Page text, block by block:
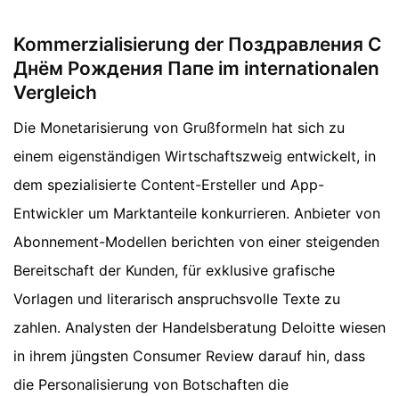
Kommerzialisierung der Поздравления С
Днём Рождения Папе im internationalen
Vergleich
Die Monetarisierung von Grußformeln hat sich zu
einem eigenständigen Wirtschaftszweig entwickelt, in
dem spezialisierte Content-Ersteller und App-
Entwickler um Marktanteile konkurrieren. Anbieter von
Abonnement-Modellen berichten von einer steigenden
Bereitschaft der Kunden, für exklusive grafische
Vorlagen und literarisch anspruchsvolle Texte zu
zahlen. Analysten der Handelsberatung Deloitte wiesen
in ihrem jüngsten Consumer Review darauf hin, dass
die Personalisierung von Botschaften die